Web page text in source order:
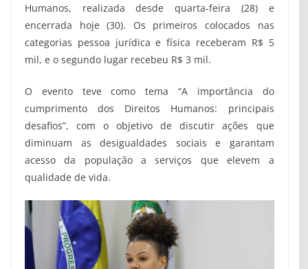
Humanos, realizada desde quarta-feira (28) e
encerrada hoje (30). Os primeiros colocados nas
categorias pessoa jurídica e física receberam R$ 5
mil, e o segundo lugar recebeu R$ 3 mil.
O evento teve como tema “A importância do
cumprimento dos Direitos Humanos: principais
desafios”, com o objetivo de discutir ações que
diminuam as desigualdades sociais e garantam
acesso da população a serviços que elevem a
qualidade de vida.